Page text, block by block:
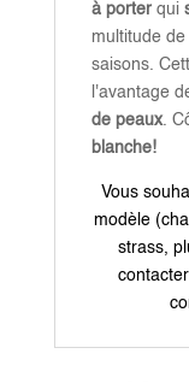
à porter qui
multitude
saisons.
l'avantage
de peaux.
blanche!
Vous
modèle
strass,